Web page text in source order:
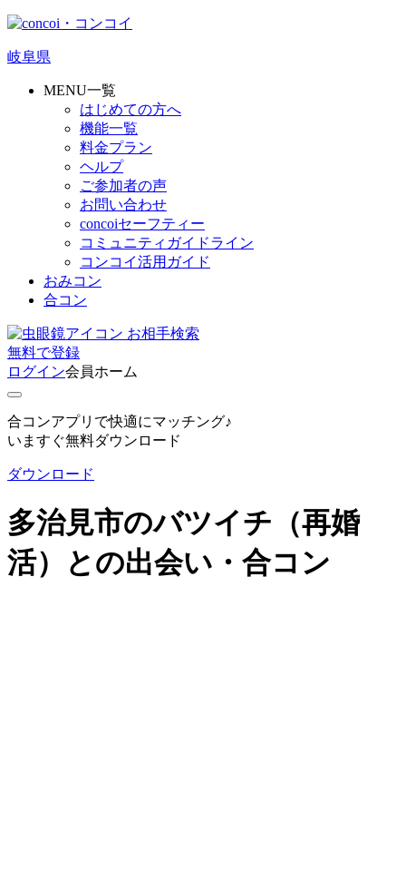
岐阜県
MENU一覧
はじめての方へ
機能一覧
料金プラン
ヘルプ
ご参加者の声
お問い合わせ
concoiセーフティー
コミュニティガイドライン
コンコイ活用ガイド
おみコン
合コン
お相手検索
無料で登録
ログイン会員ホーム
合コンアプリで快適にマッチング♪
いますぐ無料ダウンロード
ダウンロード
多治見市のバツイチ（再婚
活）との出会い・合コン